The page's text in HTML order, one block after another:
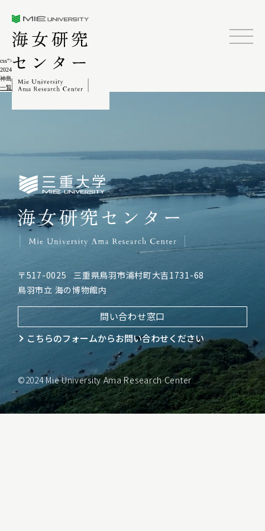
css">
2024.02.04
神島ゲーター祭(アワ作り2)11-2
一覧に戻る
三重大学海女研究センター
〒517-0025
三重県鳥羽市浦村町大吉1731-68
鳥羽市立 海の博物館内
問い合わせ窓口
こちらのフォームからお問い合わせください
©2024 Mie University Ama Research Center